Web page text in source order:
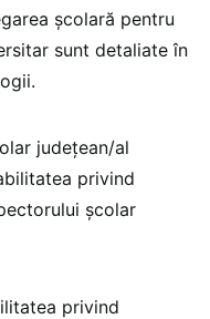
şcolară pentru
sunt detaliate în
județean/al
privind
școlar
privind